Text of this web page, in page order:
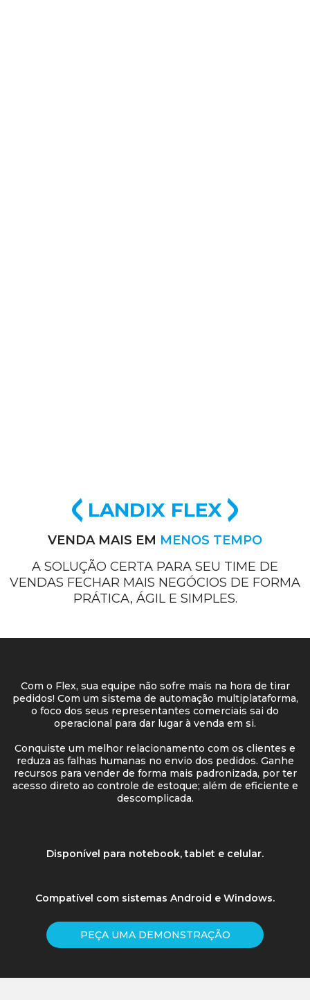
LANDIX FLEX
VENDA MAIS EM MENOS TEMPO
A SOLUÇÃO CERTA PARA SEU TIME DE
VENDAS FECHAR MAIS NEGÓCIOS DE FORMA
PRÁTICA, ÁGIL E SIMPLES.
Com o Flex, sua equipe não sofre mais na hora de tirar
pedidos! Com um sistema de automação multiplataforma,
o foco dos seus representantes comerciais sai do
operacional para dar lugar à venda em si.
Conquiste um melhor relacionamento com os clientes e
reduza as falhas humanas no envio dos pedidos. Ganhe
recursos para vender de forma mais padronizada, por ter
acesso direto ao controle de estoque; além de eficiente e
descomplicada.
Disponível para notebook, tablet e celular.
Compatível com sistemas Android e Windows.
PEÇA UMA DEMONSTRAÇÃO